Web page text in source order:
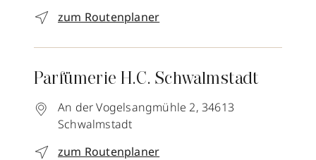
zum Routenplaner
Parfümerie H.C. Schwalmstadt
An der Vogelsangmühle 2, 34613
Schwalmstadt
zum Routenplaner